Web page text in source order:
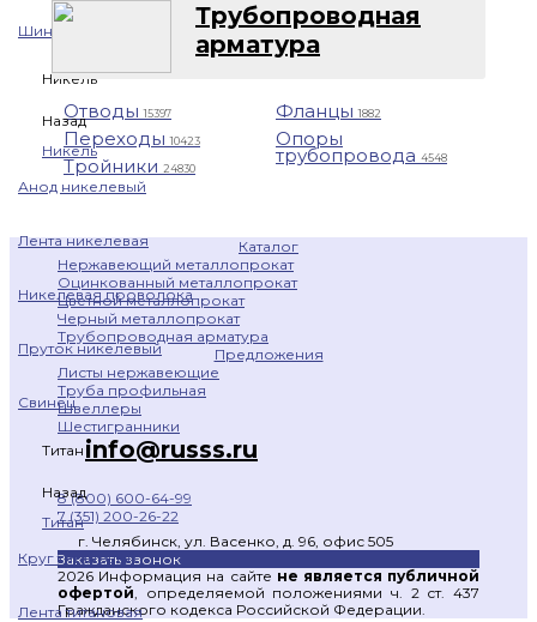
Шина медная
Никель
Назад
Никель
Анод никелевый
Лента никелевая
Никелевая проволока
Пруток никелевый
Свинец
Титан
Назад
Титан
Круг титановый
Лента титановая
Трубопроводная
арматура
Отводы15397
Переходы10423
Тройники 24830
Фланцы1882
Опоры
трубопровода 4548
Каталог
Нержавеющий металлопрокат
Оцинкованный металлопрокат
Цветной металлопрокат
Черный металлопрокат
Трубопроводная арматура
Предложения
Листы нержавеющие
Труба профильная
Швеллеры
Шестигранники
info@russs.ru
8 (800) 600-64-99
7 (351) 200-26-22
г. Челябинск, ул. Васенко, д. 96, офис 505
Заказать звонок
2026 Информация на сайте не является публичной
офертой , определяемой положениями ч. 2 ст. 437
Гражданского кодекса Российской Федерации.